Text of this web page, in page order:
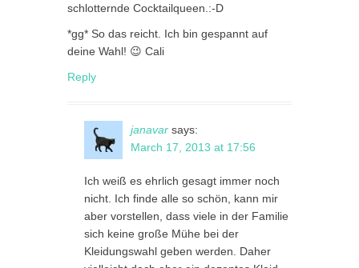
schlotternde Cocktailqueen.:-D
*gg* So das reicht. Ich bin gespannt auf
deine Wahl! 😉 Cali
Reply
janavar says:
March 17, 2013 at 17:56
Ich weiß es ehrlich gesagt immer noch
nicht. Ich finde alle so schön, kann mir
aber vorstellen, dass viele in der Familie
sich keine große Mühe bei der
Kleidungswahl geben werden. Daher